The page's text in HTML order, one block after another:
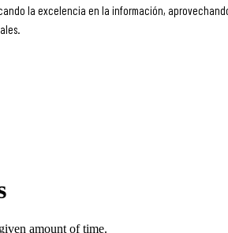
la excelencia en la información,